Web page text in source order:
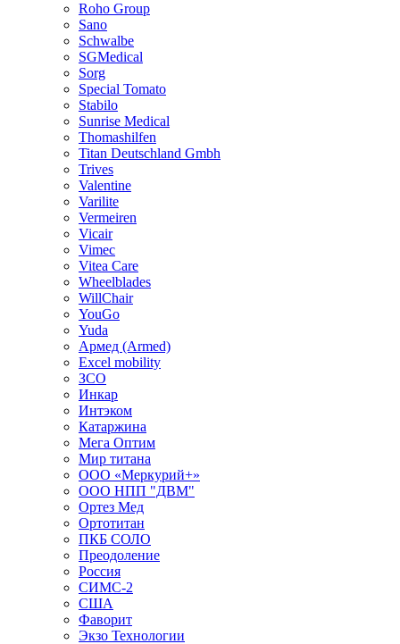
Roho Group
Sano
Schwalbe
SGMedical
Sorg
Special Tomato
Stabilo
Sunrise Medical
Thomashilfen
Titan Deutschland Gmbh
Trives
Valentine
Varilite
Vermeiren
Vicair
Vimec
Vitea Care
Wheelblades
WillChair
YouGo
Yuda
Армед (Armed)
Еxcel mobility
ЗСО
Инкар
Интэком
Катаржина
Мега Оптим
Мир титана
ООО «Меркурий+»
ООО НПП "ДВМ"
Ортез Мед
Ортотитан
ПКБ СОЛО
Преодоление
Россия
СИМС-2
США
Фаворит
Экзо Технологии